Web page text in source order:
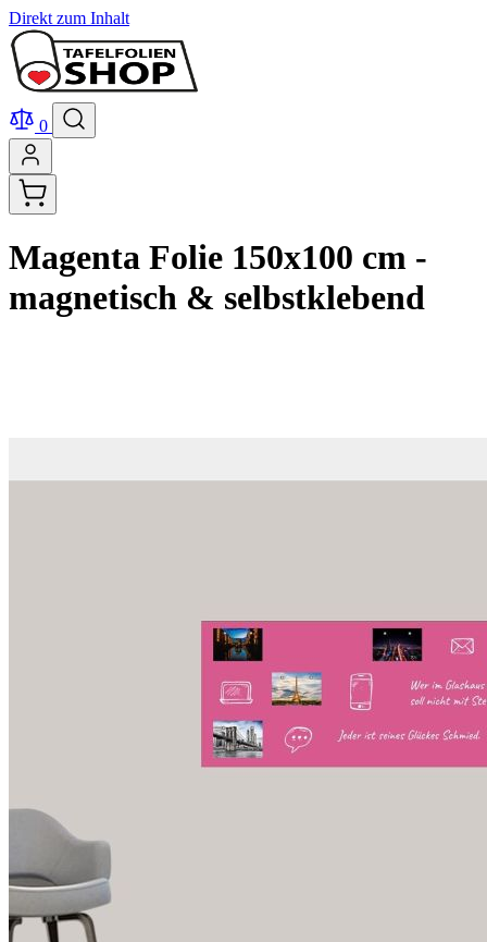
Direkt zum Inhalt
0
Magenta Folie 150x100 cm -
magnetisch & selbstklebend